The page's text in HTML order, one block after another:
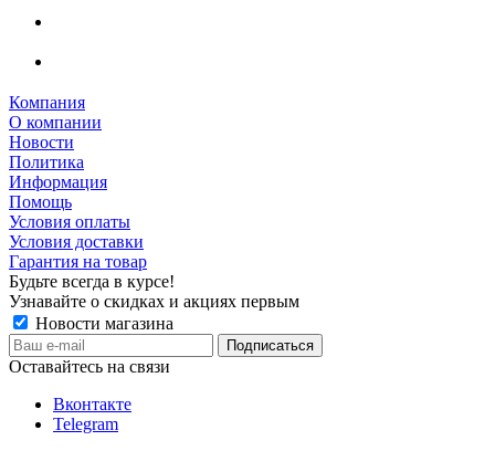
Компания
О компании
Новости
Политика
Информация
Помощь
Условия оплаты
Условия доставки
Гарантия на товар
Будьте всегда в курсе!
Узнавайте о скидках и акциях первым
Новости магазина
Оставайтесь на связи
Вконтакте
Telegram